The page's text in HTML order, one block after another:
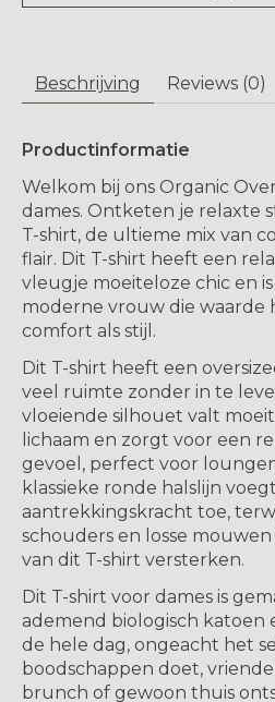
Beschrijving Reviews (0)
Productinformatie
Welkom bij ons Organic
dames. Ontketen je relaxte
T-shirt, de ultieme mix van
flair. Dit T-shirt heeft een
vleugje moeiteloze chic en
moderne vrouw die waarde
comfort als stijl.
Dit T-shirt heeft een
veel ruimte zonder in te
vloeiende silhouet valt
lichaam en zorgt voor een
gevoel, perfect voor
klassieke ronde halslijn
aantrekkingskracht toe,
schouders en losse
van dit T-shirt versterken.
Dit T-shirt voor dames is
ademend biologisch katoen
de hele dag, ongeacht het
boodschappen doet,
brunch of gewoon thuis